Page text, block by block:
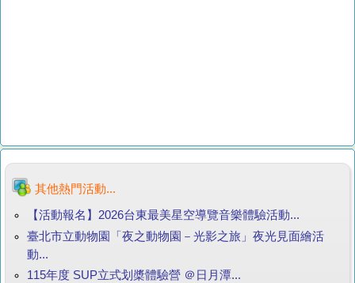
其他熱門活動...
【活動報名】2026台東最美星空導覽音樂體驗活動...
臺北市立動物園「夜之動物園－光影之旅」夜光見面繪活
動...
115年度 SUP立式划槳體驗營 ＠日月潭...